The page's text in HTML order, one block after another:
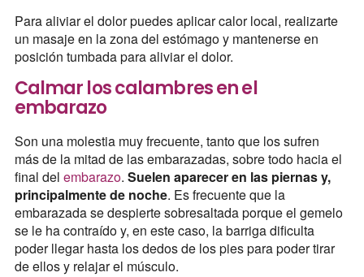
Para aliviar el dolor puedes aplicar calor local, realizarte
un masaje en la zona del estómago y mantenerse en
posición tumbada para aliviar el dolor.
Calmar los calambres en el
embarazo
Son una molestia muy frecuente, tanto que los sufren
más de la mitad de las embarazadas, sobre todo hacia el
final del embarazo. Suelen aparecer en las piernas y,
principalmente de noche. Es frecuente que la
embarazada se despierte sobresaltada porque el gemelo
se le ha contraído y, en este caso, la barriga dificulta
poder llegar hasta los dedos de los pies para poder tirar
de ellos y relajar el músculo.